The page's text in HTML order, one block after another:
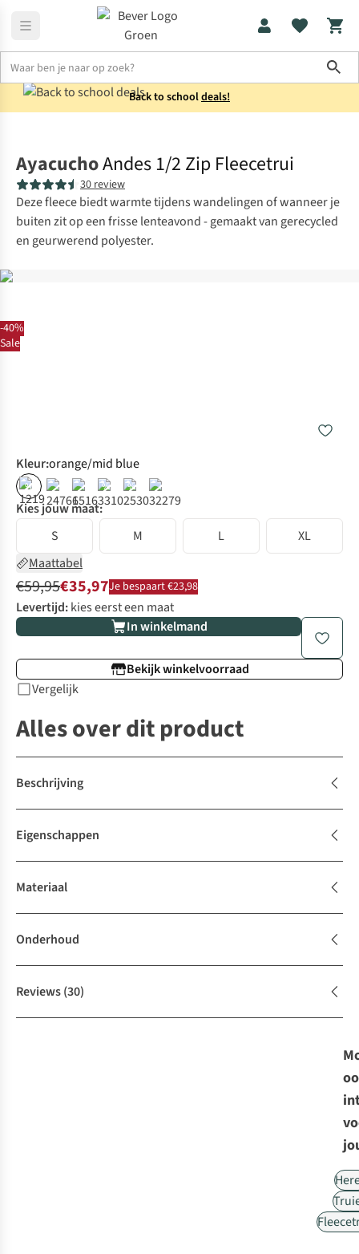
Back to schooldeals!
-40%
Sale
AyacuchoAndes 1/2 Zip Fleecetrui
30 review
Deze fleece biedt warmte tijdens wandelingen of wanneer je
buiten zit op een frisse lenteavond - gemaakt van gerecycled
en geurwerend polyester.
Kleur:orange/mid blue
% % %
Kies jouw maat:
S
M L
XL
Maattabel
€59,95€35,97Je bespaart €23,98
Levertijd:kies eerst een maat
In winkelmand
Bekijk winkelvoorraad
Vergelijk
Alles over dit product
Beschrijving
Eigenschappen
Materiaal
Onderhoud
Reviews(30)